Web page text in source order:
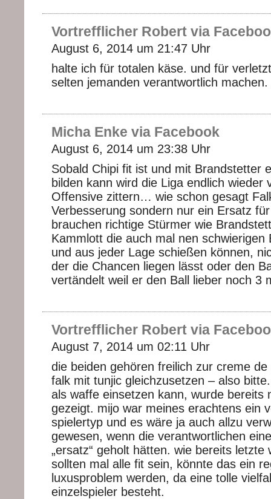
Vortrefflicher Robert via
August 6, 2014 um 21:47 Uhr
halte ich für totalen käse. und für
selten jemanden verantwortlich machen.
Micha Enke via Facebook
August 6, 2014 um 23:38 Uhr
Sobald Chipi fit ist und mit Brandstetter
bilden kann wird die Liga endlich wieder
Offensive zittern… wie schon gesagt
Verbesserung sondern nur ein Ersatz
brauchen richtige Stürmer wie
Kammlott die auch mal nen schwierigen
und aus jeder Lage schießen können,
der die Chancen liegen lässt oder den
vertändelt weil er den Ball lieber noch 3
Vortrefflicher Robert via
August 7, 2014 um 02:11 Uhr
die beiden gehören freilich zur creme
falk mit tunjic gleichzusetzen – also
als waffe einsetzen kann, wurde bereits
gezeigt. mijo war meines erachtens ein
spielertyp und es wäre ja auch allzu
gewesen, wenn die verantwortlichen
„ersatz“ geholt hätten. wie bereits letzte
sollten mal alle fit sein, könnte das ein
luxusproblem werden, da eine tolle
einzelspieler besteht.